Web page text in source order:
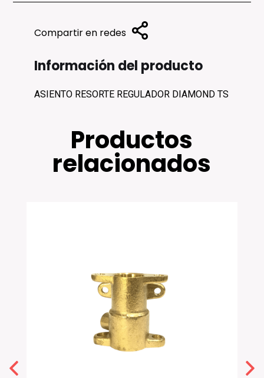
Compartir en redes
Información del producto
ASIENTO RESORTE REGULADOR DIAMOND TS
Productos
relacionados